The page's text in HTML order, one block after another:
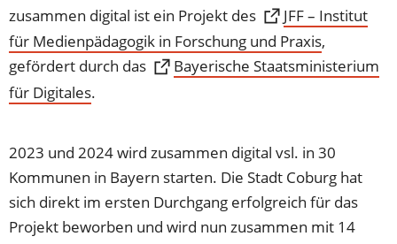
zusammen digital ist ein Projekt des
JFF – Institut
für Medienpädagogik in Forschung und Praxis
(Öffnet
in
einem
,
gefördert durch das
Bayerische Staatsministerium
für Digitales
(Öffnet
Tab)
.
2023 und 2024 wird zusammen digital vsl. in 30
Kommunen in Bayern starten. Die Stadt Coburg hat
sich direkt im ersten Durchgang erfolgreich für das
Projekt beworben und wird nun zusammen mit 14